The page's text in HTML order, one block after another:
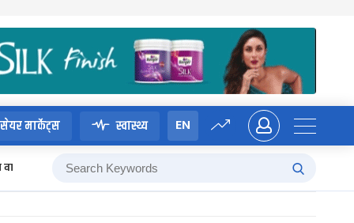
सेयर मार्केट्स स्वास्थ्य EN